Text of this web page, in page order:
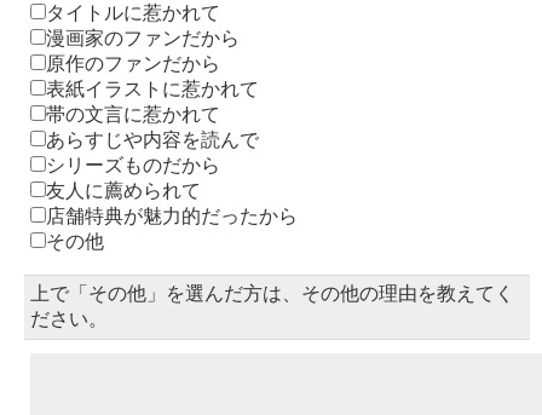
タイトルに惹かれて
漫画家のファンだから
原作のファンだから
表紙イラストに惹かれて
帯の文言に惹かれて
あらすじや内容を読んで
シリーズものだから
友人に薦められて
店舗特典が魅力的だったから
その他
上で「その他」を選んだ方は、その他の理由を教えてく
ださい。